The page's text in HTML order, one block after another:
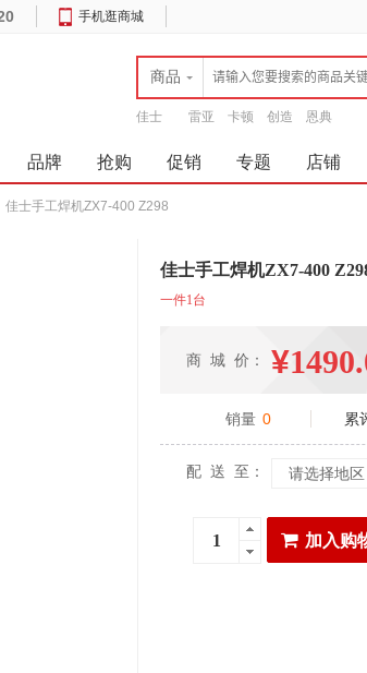
手机逛商城
商品
佳士 雷亚 卡顿 创造 恩典
品牌 抢购 促销 专题 店铺
佳士手工焊机ZX7-400 Z298
佳士手工焊机ZX7-400
一件1台
商 城 价： ¥
销量 0 累
配 送 至： 请选择地区
加入购